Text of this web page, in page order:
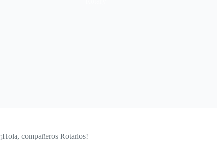
¡Hola, compañeros Rotarios!